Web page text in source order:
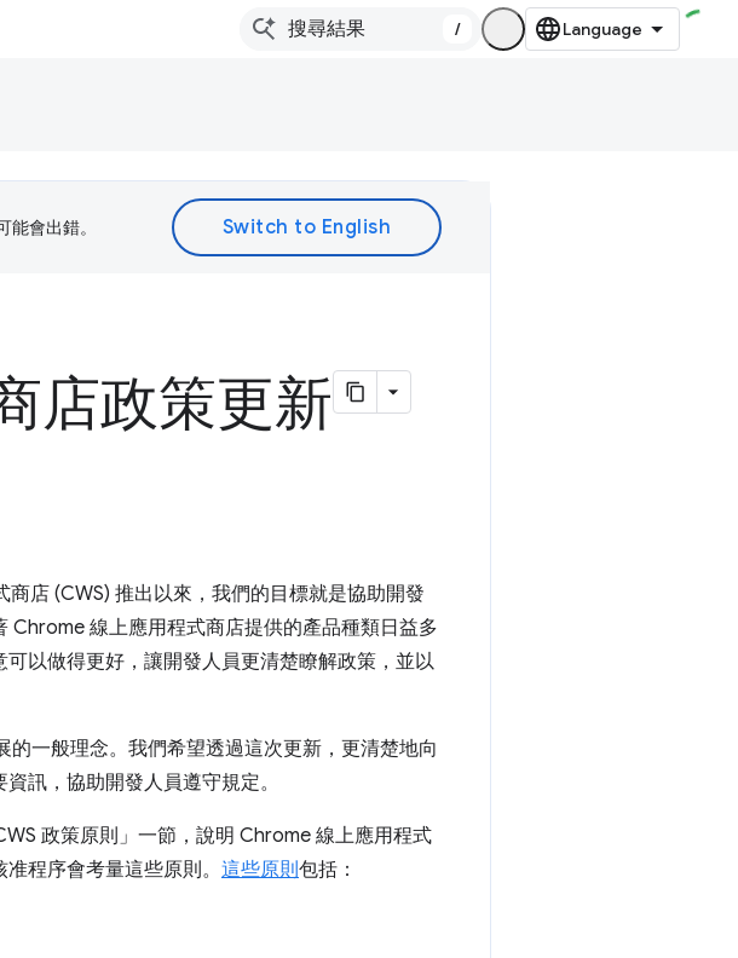
/
會出錯。
店政策更新
店 (CWS) 推出以來，我們的目標就是協助開發
Chrome 線上應用程式商店提供的產品種類日益多
以做得更好，讓開發人員更清楚瞭解政策，並以
一般理念。我們希望透過這次更新，更清楚地向
訊，協助開發人員遵守規定。
政策原則」一節，說明 Chrome 線上應用程式
程序會考量這些原則。 這些原則包括：